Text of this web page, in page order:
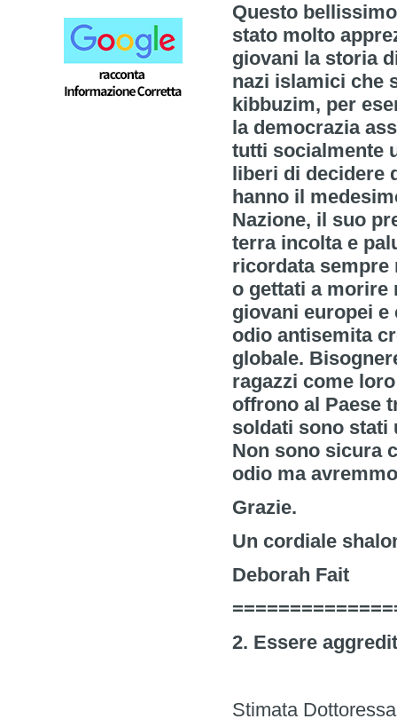
Questo
stato molto
giovani la storia
nazi islamici che
kibbuzim, per
la democrazia
tutti socialmente
liberi di decidere
hanno il
Nazione, il suo
terra incolta e
ricordata sempre
o gettati a morire
giovani europei e
odio antisemita
globale.
ragazzi come
offrono al Paese
soldati sono stati
Non sono sicura
odio ma
Grazie.
Un cordiale
Deborah Fait
2. Essere
Stimata